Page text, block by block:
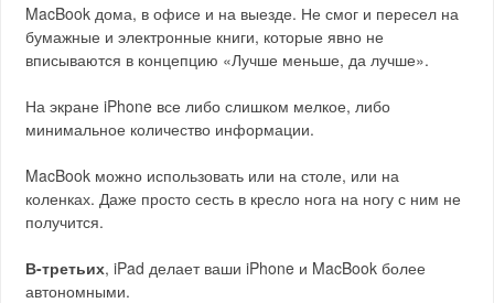
MacBook дома, в офисе и на выезде. Не смог и пересел на
бумажные и электронные книги, которые явно не
вписываются в концепцию «Лучше меньше, да лучше».
На экране iPhone все либо слишком мелкое, либо
минимальное количество информации.
MacBook можно использовать или на столе, или на
коленках. Даже просто сесть в кресло нога на ногу с ним не
получится.
В-третьих, iPad делает ваши iPhone и MacBook более
автономными.